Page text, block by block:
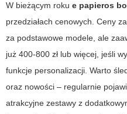
W bieżącym roku e papieros
przedziałach cenowych. Ceny
za podstawowe modele, ale
już 400-800 zł lub więcej, jeśli
funkcje personalizacji. Warto
oraz nowości – regularnie
atrakcyjne zestawy z